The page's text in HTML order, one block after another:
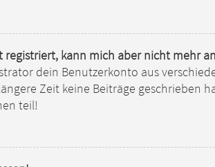
registriert, kann mich aber nicht mehr
dein Benutzerkonto aus
Zeit keine Beiträge geschrieben
teil!